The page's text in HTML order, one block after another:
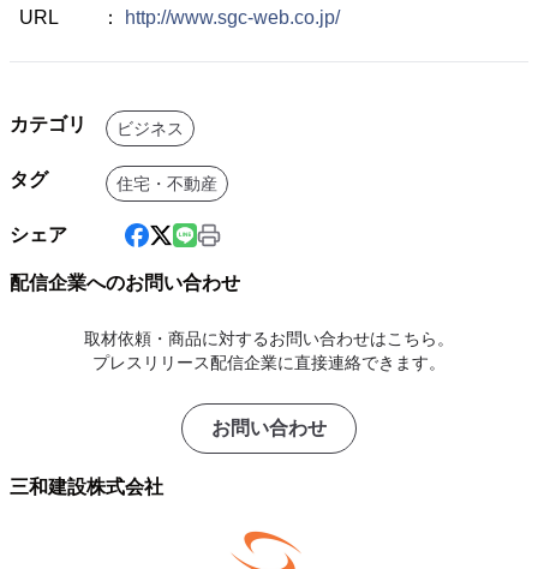
URL ：
http://www.sgc-web.co.jp/
カテゴリ ビジネス
タグ 住宅・不動産
シェア
配信企業へのお問い合わせ
取材依頼・商品に対するお問い合わせはこちら。
プレスリリース配信企業に直接連絡できます。
お問い合わせ
三和建設株式会社